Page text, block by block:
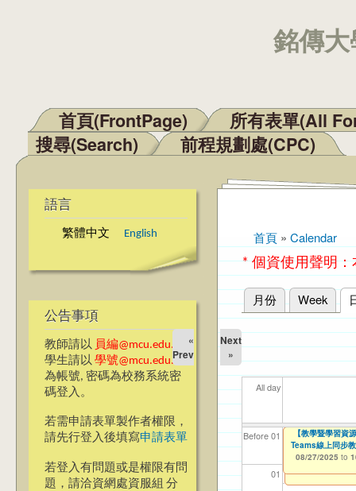
銘傳
主選單
首頁(FrontPage)
所有表單(All
搜尋(Search)
前程規劃處(CPC)
語言
繁體中文 English
公告事項
教師請以 員編@mcu.edu.tw
學生請以 學號@mcu.edu.tw
為帳號, 密碼為校務系統密
碼登入。
若需申請表單製作者權限，
請先行登入後填寫申請表單
若登入有問題或是權限有問
題，請洽資網處資服組 分
您在這裡
首頁 » Calendar
* 個資使用聲明
主要索引標籤
月份 Week
«
Prev
Next
»
All day
Before 01
01
【資網處】
整合系統～表單
03/27/2013 to
我愛銘傳我愛養
校區)
09/02/2019 to
【財務處】工讀
11/12/2021to
07/31/2027
【財
11/
114
04/
114
02/
114
03/
【學
07/
【人智系】銘傳
08/24/2025to
【教學暨學習
Teams線上同步
08/27/2025 to